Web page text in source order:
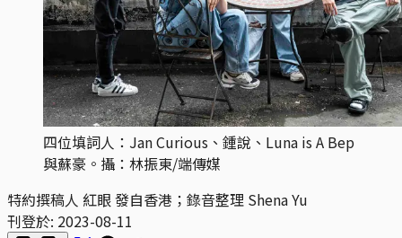
四位填詞人：Jan Curious、鍾說、Luna is A Bep
與蘇豪。攝：林振東/端傳媒
特約撰稿人 紅眼 發自香港；錄音整理 Shena Yu
刊登於: 2023-08-11